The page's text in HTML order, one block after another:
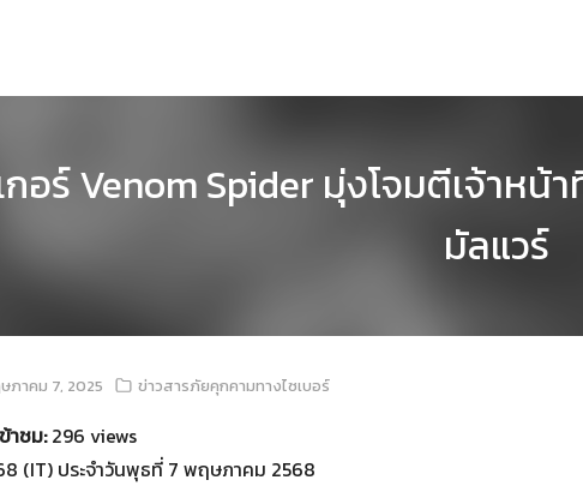
อร์ Venom Spider มุ่งโจมตีเจ้าห
มัลแวร์
ภาคม 7, 2025 ข่าวสารภัยคุกคามทางไซเบอร์
าชม:296 views
(IT) ประจำวันพุธที่ 7 พฤษภาคม 2568